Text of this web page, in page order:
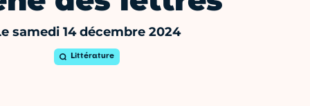
samedi 14 décembre 2024
Littérature